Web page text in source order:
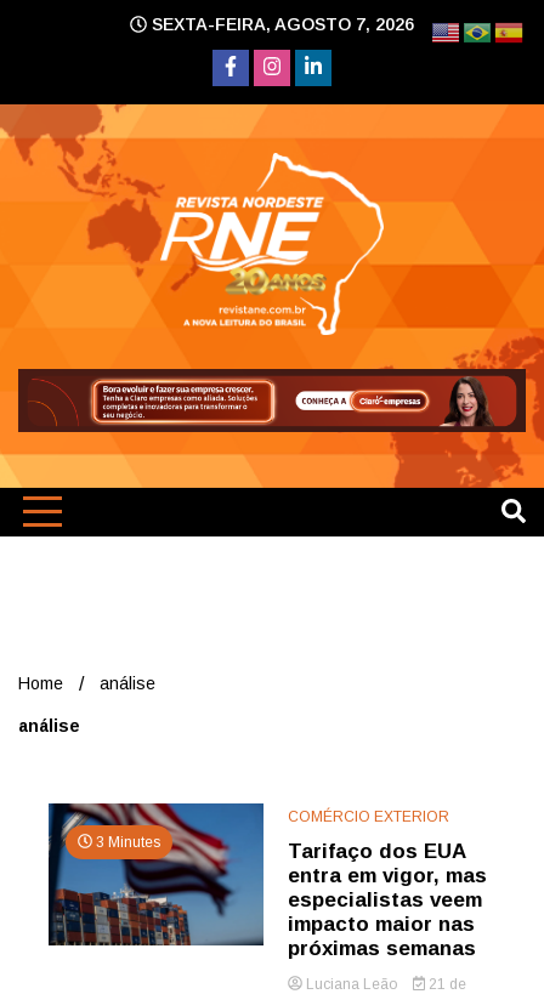
SEXTA-FEIRA, AGOSTO 7, 2026
Home análise
análise
3 Minutes
COMÉRCIO EXTERIOR
Tarifaço dos EUA
entra em vigor, mas
especialistas veem
impacto maior nas
próximas semanas
Luciana Leão
21 de